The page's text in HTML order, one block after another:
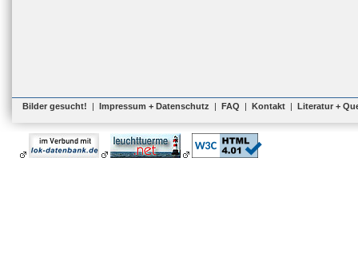
Bilder gesucht! | Impressum + Datenschutz | FAQ | Kontakt | Literatur +